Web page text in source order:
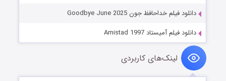
دانلود فیلم خداحافظ جون Goodbye June 2025
دانلود فیلم آمیستاد Amistad 1997
لینک‌های کاربردی